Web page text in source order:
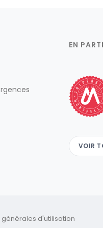
EN
VOIR
d'utilisation